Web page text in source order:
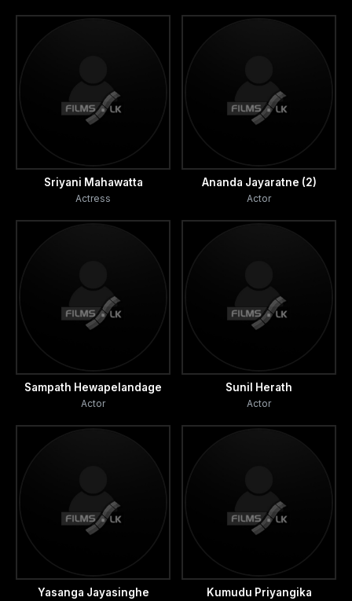
Sriyani Mahawatta
Actress
Ananda Jayaratne (2)
Actor
Sampath Hewapelandage
Actor
Sunil Herath
Actor
Yasanga Jayasinghe Kumudu Priyangika